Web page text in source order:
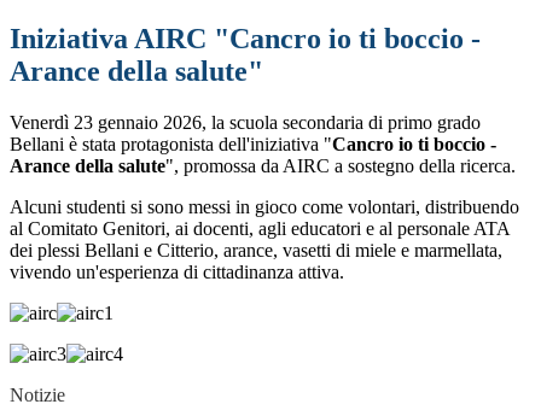
Iniziativa AIRC "Cancro io ti boccio -
Arance della salute"
Venerdì 23 gennaio 2026, la scuola secondaria di primo grado
Bellani è stata protagonista dell'iniziativa "Cancro io ti boccio -
Arance della salute", promossa da AIRC a sostegno della ricerca.
Alcuni studenti si sono messi in gioco come volontari, distribuendo
al Comitato Genitori, ai docenti, agli educatori e al personale ATA
dei plessi Bellani e Citterio, arance, vasetti di miele e marmellata,
vivendo un'esperienza di cittadinanza attiva.
Notizie